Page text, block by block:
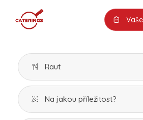
Raut
Na jakou příležitost?